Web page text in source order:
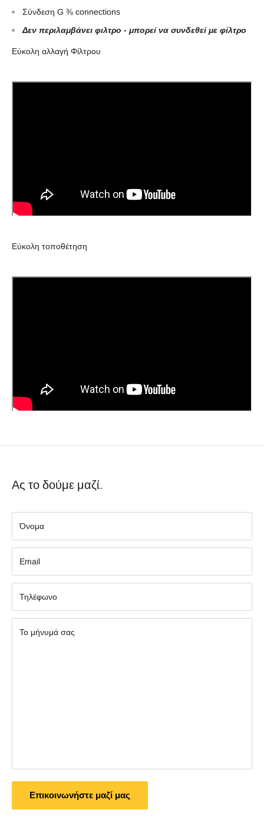
Σύνδεση G ⅜ connections
Δεν περιλαμβάνει φιλτρο - μπορεί να συνδεθεί με φίλτρο
Εύκολη αλλαγή Φίλτρου
Εύκολη τοποθέτηση
Ας το δούμε μαζί..
Όνομα
Εmail
Τηλέφωνο
Το μήνυμά σας
Επικοινωνήστε μαζί μας